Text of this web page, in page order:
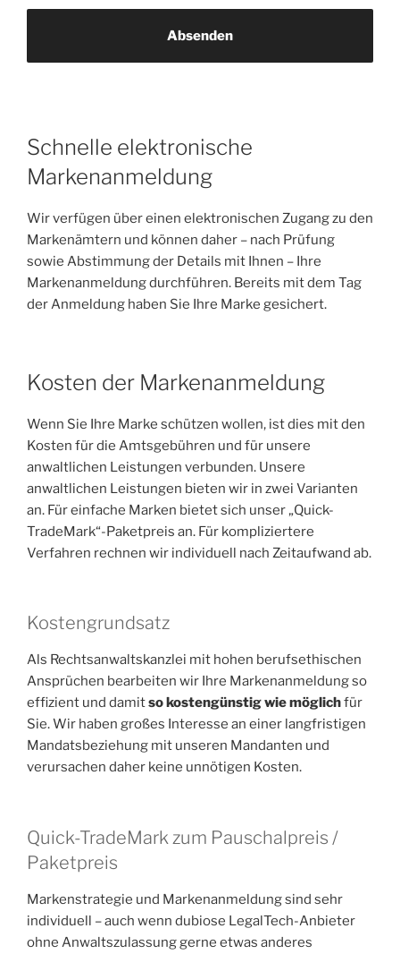
Schnelle elektronische
Markenanmeldung
Wir verfügen über einen elektronischen Zugang zu den
Markenämtern und können daher – nach Prüfung
sowie Abstimmung der Details mit Ihnen – Ihre
Markenanmeldung durchführen. Bereits mit dem Tag
der Anmeldung haben Sie Ihre Marke gesichert.
Kosten der Markenanmeldung
Wenn Sie Ihre Marke schützen wollen, ist dies mit den
Kosten für die Amtsgebühren und für unsere
anwaltlichen Leistungen verbunden. Unsere
anwaltlichen Leistungen bieten wir in zwei Varianten
an. Für einfache Marken bietet sich unser „Quick-
TradeMark“-Paketpreis an. Für kompliziertere
Verfahren rechnen wir individuell nach Zeitaufwand ab.
Kostengrundsatz
Als Rechtsanwaltskanzlei mit hohen berufsethischen
Ansprüchen bearbeiten wir Ihre Markenanmeldung so
effizient und damitso kostengünstig wie möglichfür
Sie. Wir haben großes Interesse an einer langfristigen
Mandatsbeziehung mit unseren Mandanten und
verursachen daher keine unnötigen Kosten.
Quick-TradeMark zum Pauschalpreis /
Paketpreis
Markenstrategie und Markenanmeldung sind sehr
individuell – auch wenn dubiose LegalTech-Anbieter
ohne Anwaltszulassung gerne etwas anderes